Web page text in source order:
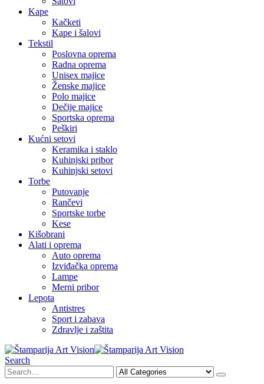
Kape
Kačketi
Kape i šalovi
Tekstil
Poslovna oprema
Radna oprema
Unisex majice
Ženske majice
Polo majice
Dečije majice
Sportska oprema
Peškiri
Kućni setovi
Keramika i staklo
Kuhinjski pribor
Kuhinjski setovi
Torbe
Putovanje
Rančevi
Sportske torbe
Kese
Kišobrani
Alati i oprema
Auto oprema
Izviđačka oprema
Lampe
Merni pribor
Lepota
Antistres
Sport i zabava
Zdravlje i zaštita
Search